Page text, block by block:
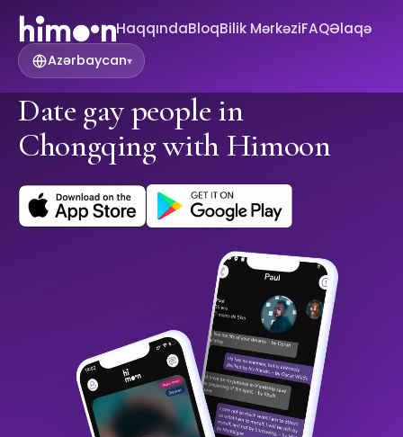
HaqqındaBloqBilik MərkəziFAQƏlaqə
Azərbaycan▾
Date gay people in
Chongqing with Himoon